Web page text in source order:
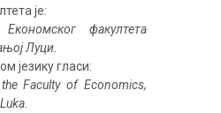
је:
факултета
Луци.
језику гласи:
Faculty of Economics,